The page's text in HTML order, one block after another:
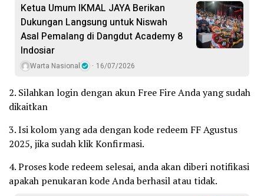
Ketua Umum IKMAL JAYA Berikan
Dukungan Langsung untuk Niswah
Asal Pemalang di Dangdut Academy 8
Indosiar
Warta Nasional 16/07/2026
2. Silahkan login dengan akun Free Fire Anda yang sudah
dikaitkan
3. Isi kolom yang ada dengan kode redeem FF Agustus
2025, jika sudah klik Konfirmasi.
4. Proses kode redeem selesai, anda akan diberi notifikasi
apakah penukaran kode Anda berhasil atau tidak.